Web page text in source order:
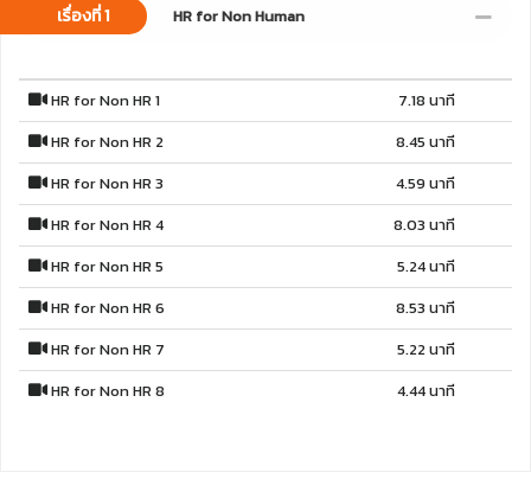
เรื่องที่ 1 HR for Non Human
HR for Non HR 1
7.18 นาที
HR for Non HR 2
8.45 นาที
HR for Non HR 3
4.59 นาที
HR for Non HR 4
8.03 นาที
HR for Non HR 5
5.24 นาที
HR for Non HR 6
8.53 นาที
HR for Non HR 7
5.22 นาที
HR for Non HR 8
4.44 นาที